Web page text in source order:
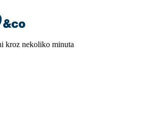
kroz nekoliko minuta